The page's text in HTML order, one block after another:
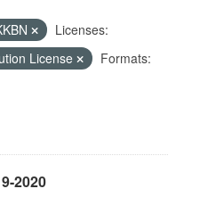
Licenses:
License
Formats:
2020